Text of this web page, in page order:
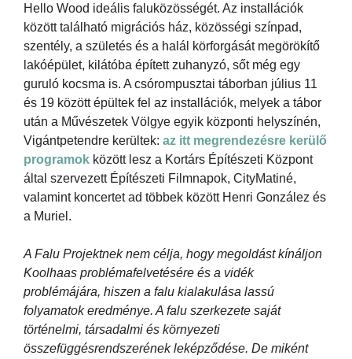
Hello Wood ideális faluközösségét. Az installációk
között található migrációs ház, közösségi színpad,
szentély, a születés és a halál körforgását megörökítő
lakóépület, kilátóba épített zuhanyzó, sőt még egy
guruló kocsma is. A csórompusztai táborban július 11
és 19 között épültek fel az installációk, melyek a tábor
után a Művészetek Völgye egyik központi helyszínén,
Vigántpetendre kerültek: az itt megrendezésre kerülő
programok között lesz a Kortárs Építészeti Központ
által szervezett Építészeti Filmnapok, CityMatiné,
valamint koncertet ad többek között Henri González és
a Muriel.
A Falu Projektnek nem célja, hogy megoldást kínáljon
Koolhaas problémafelvetésére és a vidék
problémájára, hiszen a falu kialakulása lassú
folyamatok eredménye. A falu szerkezete saját
történelmi, társadalmi és környezeti
összefüggésrendszerének leképződése. De miként